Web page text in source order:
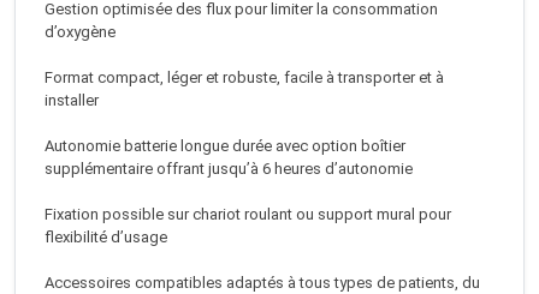
Gestion optimisée des flux pour limiter la consommation
d’oxygène
Format compact, léger et robuste, facile à transporter et à
installer
Autonomie batterie longue durée avec option boîtier
supplémentaire offrant jusqu’à 6 heures d’autonomie
Fixation possible sur chariot roulant ou support mural pour
flexibilité d’usage
Accessoires compatibles adaptés à tous types de patients, du